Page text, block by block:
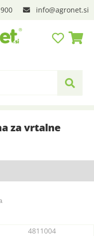
info agronet.si
za vrtalne
4811004